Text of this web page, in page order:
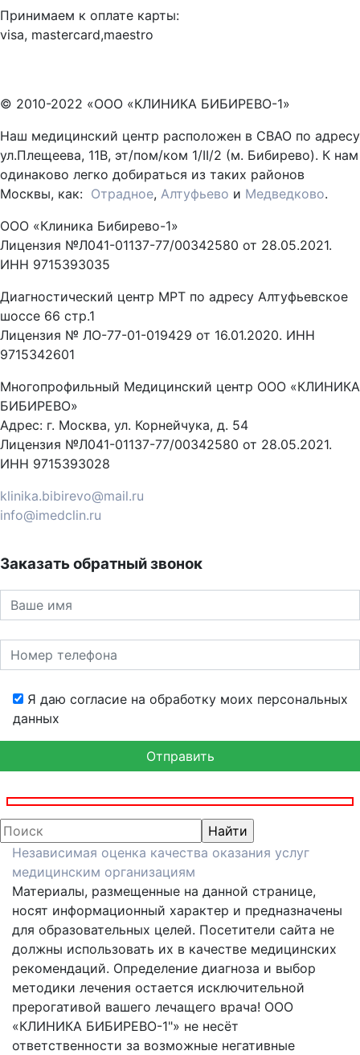
Принимаем к оплате карты:
visa, mastercard,maestro
© 2010-2022 «ООО «КЛИНИКА БИБИРЕВО-1»
Наш медицинский центр расположен в СВАО по адресу
ул.Плещеева, 11В, эт/пом/ком 1/II/2 (м. Бибирево). К нам
одинаково легко добираться из таких районов
Москвы, как: Отрадное, Алтуфьево и Медведково.
ООО «Клиника Бибирево-1»
Лицензия №Л041-01137-77/00342580 от 28.05.2021.
ИНН 9715393035
Диагностический центр МРТ по адресу Алтуфьевское
шоссе 66 стр.1
Лицензия № ЛО-77-01-019429 от 16.01.2020. ИНН
9715342601
Многопрофильный Медицинский центр ООО «КЛИНИКА
БИБИРЕВО»
Адрес: г. Москва, ул. Корнейчука, д. 54
Лицензия №Л041-01137-77/00342580 от 28.05.2021.
ИНН 9715393028
klinika.bibirevo@mail.ru
info@imedclin.ru
Заказать обратный звонок
Я даю согласие на обработку моих персональных
данных
Независимая оценка качества оказания услуг
медицинским организациям
Материалы, размещенные на данной странице,
носят информационный характер и предназначены
для образовательных целей. Посетители сайта не
должны использовать их в качестве медицинских
рекомендаций. Определение диагноза и выбор
методики лечения остается исключительной
прерогативой вашего лечащего врача! ООО
«КЛИНИКА БИБИРЕВО-1"» не несёт
ответственности за возможные негативные